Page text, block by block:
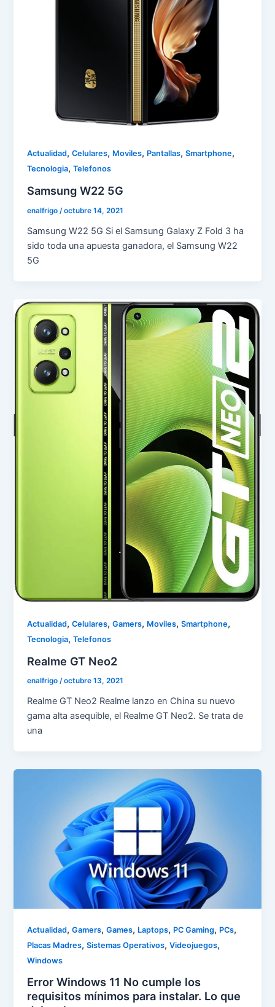
Actualidad,Celulares, Moviles, Pantallas,Smartphone,
Tecnologia,Telefonos
Samsung W22 5G
enalfrigo/octubre 14, 2021
Samsung W22 5G Si el Samsung Galaxy Z Fold 3 ha
sido toda una apuesta ganadora, el Samsung W22
5G
Actualidad,Celulares,Gamers, Moviles,Smartphone,
Tecnologia,Telefonos
Realme GT Neo2
enalfrigo/octubre 13, 2021
Realme GT Neo2 Realme lanzo en China su nuevo
gama alta asequible, el Realme GT Neo2. Se trata de
una
Actualidad,Gamers,Games, Laptops, PC Gaming, PCs,
Placas Madres,Sistemas Operativos,Videojuegos,
Windows
Error Windows 11 No cumple los
requisitos mínimos para instalar. Lo que